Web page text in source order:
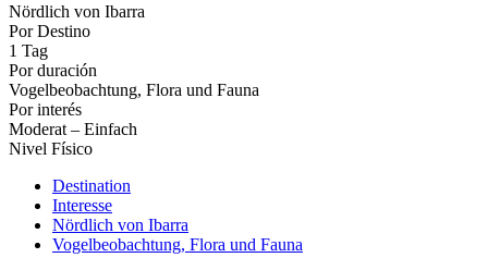
Nördlich von Ibarra
Por Destino
1 Tag
Por duración
Vogelbeobachtung, Flora und Fauna
Por interés
Moderat – Einfach
Nivel Físico
Destination
Interesse
Nördlich von Ibarra
Vogelbeobachtung, Flora und Fauna